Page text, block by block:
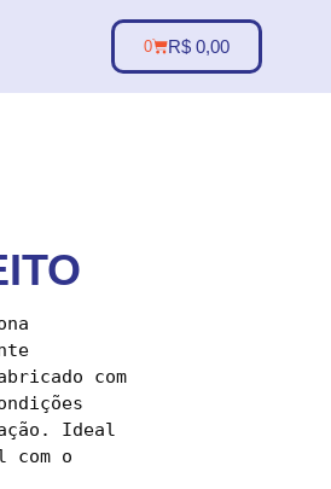
R$ 0,00
0
com
Ideal
com o